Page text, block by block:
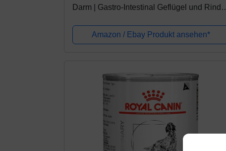
Darm | Gastro-Intestinal Geflügel und Rind |
Amazon / Ebay Produkt ansehen*